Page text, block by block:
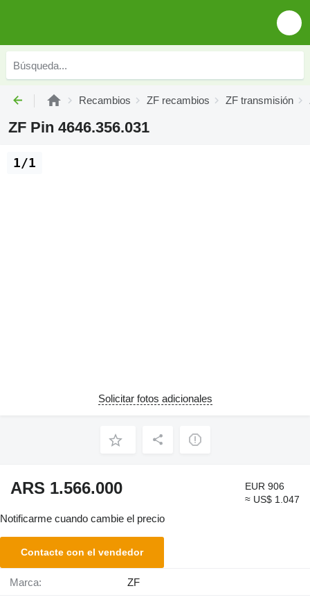
Recambios ZF recambios ZF transmisión
ZF Pin 4646.356.031
1/1
Solicitar fotos adicionales
ARS 1.566.000
EUR 906
≈ US$ 1.047
Notificarme cuando cambie el precio
Contacte con el vendedor
Marca: ZF